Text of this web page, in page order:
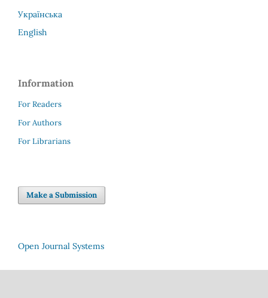
Українська
English
Information
For Readers
For Authors
For Librarians
Make a Submission
Open Journal Systems